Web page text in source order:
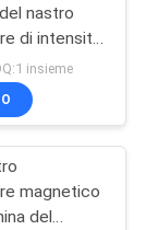
nastro
di intensità
dainsieme
magnetico
del